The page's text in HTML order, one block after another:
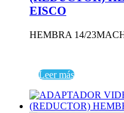
EISCO
HEMBRA 14/
Leer más